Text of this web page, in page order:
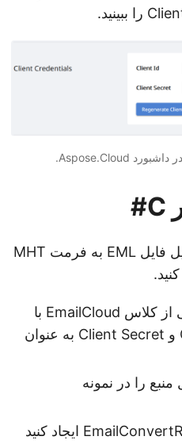
لطفاً مراحل زیر را برای تبدیل فایل EML به فرمت MHT
اولین مرحله ایجاد یک شی از کلاس EmailCloud با
ارسال اطلاعات ClientID و Client Secret به عنوان
را در نمونه
ثالثاً، یک نمونه از EmailConvertRequest ایجاد کنید